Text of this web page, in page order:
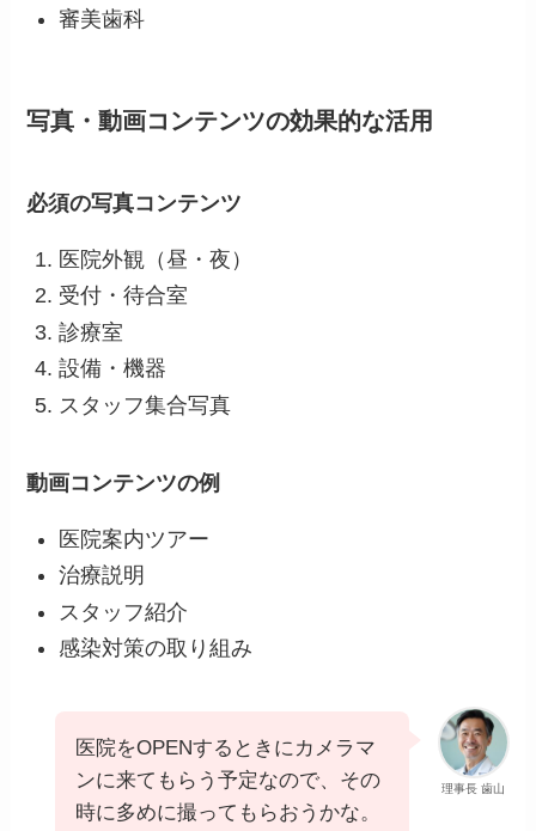
審美歯科
写真・動画コンテンツの効果的な活用
必須の写真コンテンツ
医院外観（昼・夜）
受付・待合室
診療室
設備・機器
スタッフ集合写真
動画コンテンツの例
医院案内ツアー
治療説明
スタッフ紹介
感染対策の取り組み
理事長 歯山
医院をOPENするときにカメラマ
ンに来てもらう予定なので、その
時に多めに撮ってもらおうかな。